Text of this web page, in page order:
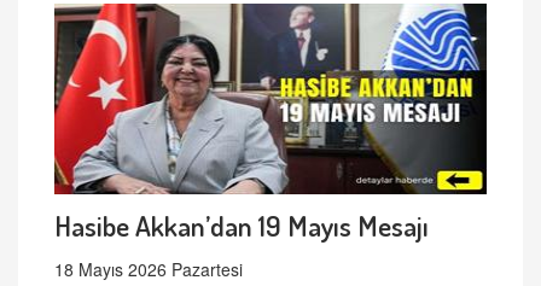
Hasibe Akkan’dan 19 Mayıs Mesajı
18 Mayıs 2026 Pazartesi